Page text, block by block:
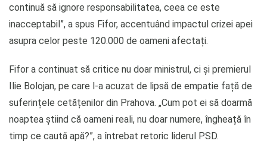
continuă să ignore responsabilitatea, ceea ce este
inacceptabil”, a spus Fifor, accentuând impactul crizei apei
asupra celor peste 120.000 de oameni afectați.
Fifor a continuat să critice nu doar ministrul, ci și premierul
Ilie Bolojan, pe care l-a acuzat de lipsă de empatie față de
suferințele cetățenilor din Prahova. „Cum pot ei să doarmă
noaptea știind că oameni reali, nu doar numere, îngheață în
timp ce caută apă?”, a întrebat retoric liderul PSD.